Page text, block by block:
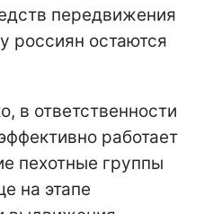
передвижения
россиян остаются
в ответственности
работает
пехотные группы
на этапе